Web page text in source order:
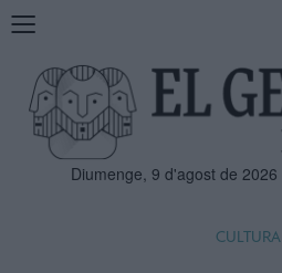
Mostra
navegació
Diumenge, 9 d'agost de 2026
CULTURA